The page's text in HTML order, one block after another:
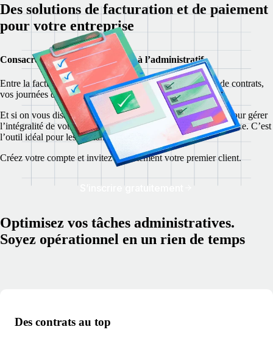
Des solutions de facturation et de paiement
pour votre entreprise
Consacrez-vous à vos clients, pas à l’administratif
Entre la facturation, le suivi des paiements et la rédaction de contrats,
vos journées de freelance sont déjà bien remplies…
Et si on vous disait que tout ça, c’est fini ? Utilisez Remote pour gérer
l’intégralité de votre activité freelance sur une plateforme unique. C’est
l’outil idéal pour les freelances du monde entier.
Créez votre compte et invitez gratuitement votre premier client.
S’inscrire gratuitement
Optimisez vos tâches administratives.
Soyez opérationnel en un rien de temps
Des contrats au top